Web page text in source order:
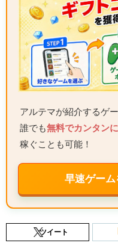
アルテマが紹介するゲ
誰でも無料でカンタンに
稼ぐことも可能！
早速ゲーム
ツイート